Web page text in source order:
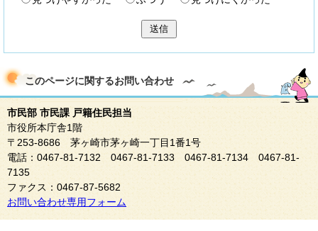
送信
このページに関するお問い合わせ
市民部 市民課 戸籍住民担当
市役所本庁舎1階
〒253-8686 茅ヶ崎市茅ヶ崎一丁目1番1号
電話：0467-81-7132 0467-81-7133 0467-81-7134 0467-81-
7135
ファクス：0467-87-5682
お問い合わせ専用フォーム